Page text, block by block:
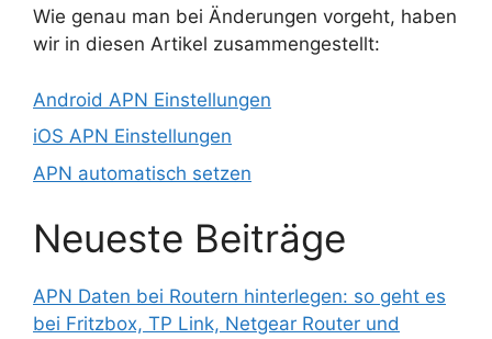
Wie genau man bei Änderungen vorgeht, haben
wir in diesen Artikel zusammengestellt:
Android APN Einstellungen
iOS APN Einstellungen
APN automatisch setzen
Neueste Beiträge
APN Daten bei Routern hinterlegen: so geht es
bei Fritzbox, TP Link, Netgear Router und